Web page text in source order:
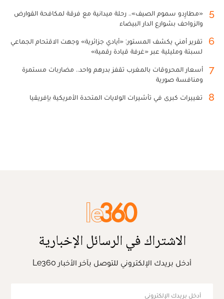
5
«مطارِدو سموم الصيف».. رحلة ميدانية مع فرقة لمكافحة القوارض
والزواحف بشوارع الدار البيضاء
6
تقرير أمني يكشف المستور: «أيادي جزائرية» وجهت الاقتحام الجماعي
لسبتة ومليلية عبر «غرفة قيادة رقمية»
7
أسعار المحروقات بالمغرب تقفز بدرهم واحد.. مضاربات مستمرة
ومنافسة صورية
8 تغييرات كبرى في تأشيرات الولايات المتحدة الأمريكية بإفريقيا
الاشتراك في الرسائل الإخبارية
أدخل بريدك الإلكتروني للتوصل بآخر الأخبار Le360